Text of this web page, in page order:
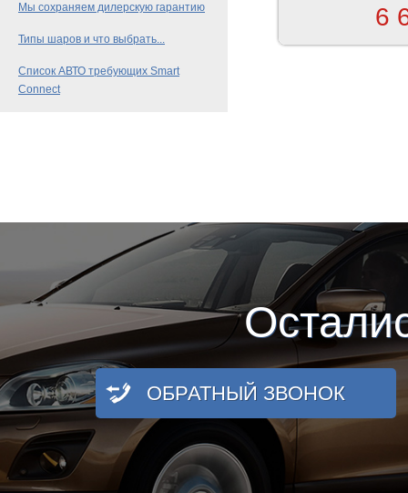
Мы сохраняем дилерскую гарантию
Типы шаров и что выбрать...
Список АВТО требующих Smart
Connect
6
ОБРАТНЫЙ ЗВОНОК